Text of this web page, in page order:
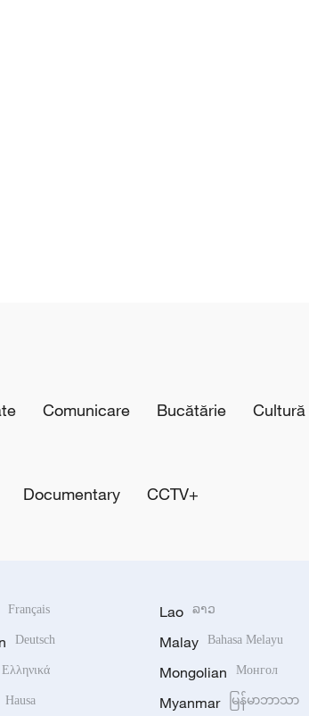
Comunicare Bucătărie Cultură
Documentary CCTV+
Français
Deutsch
Ελληνικά
Hausa
Lao ລາວ
Malay Bahasa Melayu
Mongolian Монгол
Myanmar မြန်မာဘာသာ